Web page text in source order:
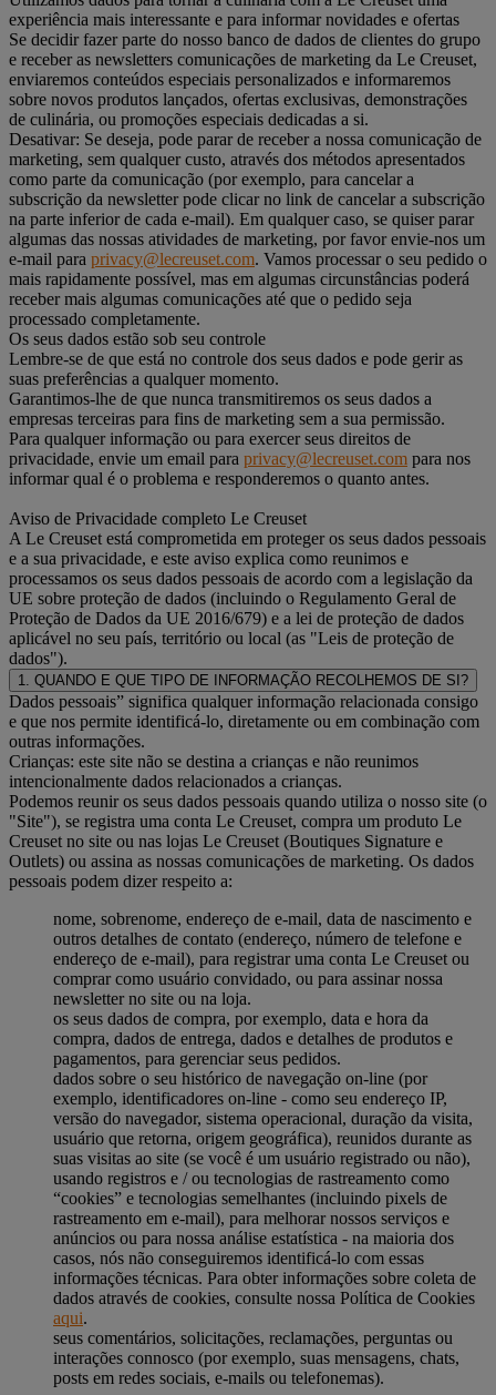
experiência mais interessante e para informar novidades e ofertas
Se decidir fazer parte do nosso banco de dados de clientes do grupo
e receber as newsletters comunicações de marketing da Le Creuset,
enviaremos conteúdos especiais personalizados e informaremos
sobre novos produtos lançados, ofertas exclusivas, demonstrações
de culinária, ou promoções especiais dedicadas a si.
Desativar: Se deseja, pode parar de receber a nossa comunicação de
marketing, sem qualquer custo, através dos métodos apresentados
como parte da comunicação (por exemplo, para cancelar a
subscrição da newsletter pode clicar no link de cancelar a subscrição
na parte inferior de cada e-mail). Em qualquer caso, se quiser parar
algumas das nossas atividades de marketing, por favor envie-nos um
e-mail para privacy@lecreuset.com. Vamos processar o seu pedido o
mais rapidamente possível, mas em algumas circunstâncias poderá
receber mais algumas comunicações até que o pedido seja
processado completamente.
Os seus dados estão sob seu controle
Lembre-se de que está no controle dos seus dados e pode gerir as
suas preferências a qualquer momento.
Garantimos-lhe de que nunca transmitiremos os seus dados a
empresas terceiras para fins de marketing sem a sua permissão.
Para qualquer informação ou para exercer seus direitos de
privacidade, envie um email para privacy@lecreuset.com para nos
informar qual é o problema e responderemos o quanto antes.
Aviso de Privacidade completo Le Creuset
A Le Creuset está comprometida em proteger os seus dados pessoais
e a sua privacidade, e este aviso explica como reunimos e
processamos os seus dados pessoais de acordo com a legislação da
UE sobre proteção de dados (incluindo o Regulamento Geral de
Proteção de Dados da UE 2016/679) e a lei de proteção de dados
aplicável no seu país, território ou local (as "Leis de proteção de
dados").
1. QUANDO E QUE TIPO DE INFORMAÇÃO RECOLHEMOS DE SI?
Dados pessoais” significa qualquer informação relacionada consigo
e que nos permite identificá-lo, diretamente ou em combinação com
outras informações.
Crianças: este site não se destina a crianças e não reunimos
intencionalmente dados relacionados a crianças.
Podemos reunir os seus dados pessoais quando utiliza o nosso site (o
"Site"), se registra uma conta Le Creuset, compra um produto Le
Creuset no site ou nas lojas Le Creuset (Boutiques Signature e
Outlets) ou assina as nossas comunicações de marketing. Os dados
pessoais podem dizer respeito a:
nome, sobrenome, endereço de e-mail, data de nascimento e
outros detalhes de contato (endereço, número de telefone e
endereço de e-mail), para registrar uma conta Le Creuset ou
comprar como usuário convidado, ou para assinar nossa
newsletter no site ou na loja.
os seus dados de compra, por exemplo, data e hora da
compra, dados de entrega, dados e detalhes de produtos e
pagamentos, para gerenciar seus pedidos.
dados sobre o seu histórico de navegação on-line (por
exemplo, identificadores on-line - como seu endereço IP,
versão do navegador, sistema operacional, duração da visita,
usuário que retorna, origem geográfica), reunidos durante as
suas visitas ao site (se você é um usuário registrado ou não),
usando registros e / ou tecnologias de rastreamento como
“cookies” e tecnologias semelhantes (incluindo pixels de
rastreamento em e-mail), para melhorar nossos serviços e
anúncios ou para nossa análise estatística - na maioria dos
casos, nós não conseguiremos identificá-lo com essas
informações técnicas. Para obter informações sobre coleta de
dados através de cookies, consulte nossa Política de Cookies
aqui.
seus comentários, solicitações, reclamações, perguntas ou
interações connosco (por exemplo, suas mensagens, chats,
posts em redes sociais, e-mails ou telefonemas).